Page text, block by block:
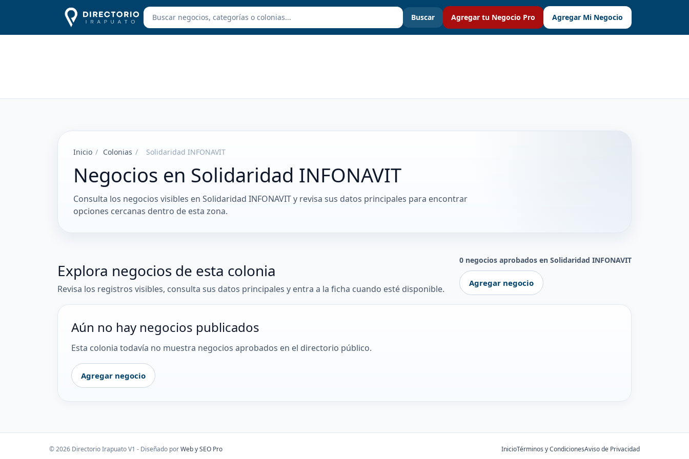
Buscar Agregar tu Negocio Pro Agregar Mi Negocio
Inicio / Colonias / Solidaridad INFONAVIT
Negocios en Solidaridad INFONAVIT
Consulta los negocios visibles en Solidaridad INFONAVIT y revisa sus datos principales para encontrar
opciones cercanas dentro de esta zona.
Explora negocios de esta colonia
Revisa los registros visibles, consulta sus datos principales y entra a la ficha cuando esté disponible.
0 negocios aprobados en Solidaridad INFONAVIT
Agregar negocio
Aún no hay negocios publicados
Esta colonia todavía no muestra negocios aprobados en el directorio público.
Agregar negocio
© 2026 Directorio Irapuato V1 - Diseñado porWeb y SEO Pro InicioTérminos y CondicionesAviso de Privacidad